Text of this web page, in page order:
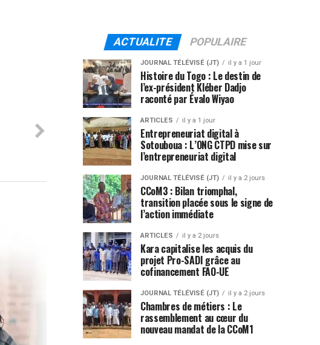
ACTUALITE POPULAIRE
JOURNAL TÉLÉVISÉ (JT) il y a 1 jour
Histoire du Togo : Le destin de
l’ex-président Kléber Dadjo
raconté par Évalo Wiyao
ARTICLES il y a 1 jour
Entrepreneuriat digital à
Sotouboua : L’ONG CTPD mise sur
l’entrepreneuriat digital
JOURNAL TÉLÉVISÉ (JT) il y a 2 jours
CCoM3 : Bilan triomphal,
transition placée sous le signe de
l’action immédiate
ARTICLES il y a 2 jours
Kara capitalise les acquis du
projet Pro-SADI grâce au
cofinancement FAO-UE
JOURNAL TÉLÉVISÉ (JT) il y a 2 jours
Chambres de métiers : Le
rassemblement au cœur du
nouveau mandat de la CCoM1